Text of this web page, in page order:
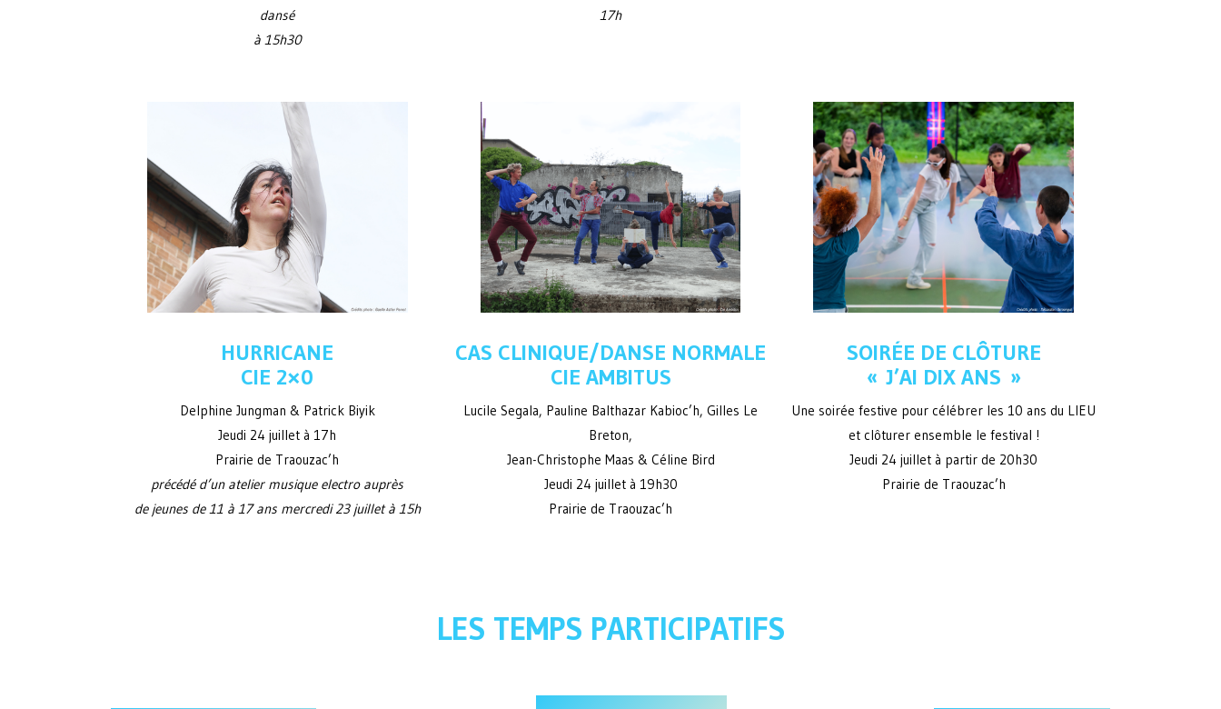
dansé
à 15h30
17h
HURRICANE
CIE 2×0
Delphine Jungman & Patrick Biyik
Jeudi 24 juillet à 17h
Prairie de Traouzac’h
précédé d’un atelier musique electro auprès
de jeunes de 11 à 17 ans mercredi 23 juillet à 15h
CAS CLINIQUE/DANSE NORMALE
CIE AMBITUS
Lucile Segala, Pauline Balthazar Kabioc’h, Gilles Le
Breton,
Jean-Christophe Maas & Céline Bird
Jeudi 24 juillet à 19h30
Prairie de Traouzac’h
SOIRÉE DE CLÔTURE
« J’AI DIX ANS »
Une soirée festive pour célébrer les 10 ans du LIEU
et clôturer ensemble le festival !
Jeudi 24 juillet à partir de 20h30
Prairie de Traouzac’h
LES TEMPS PARTICIPATIFS